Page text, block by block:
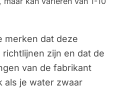
merken dat deze
zijn en dat de
van de fabrikant
als je water zwaar